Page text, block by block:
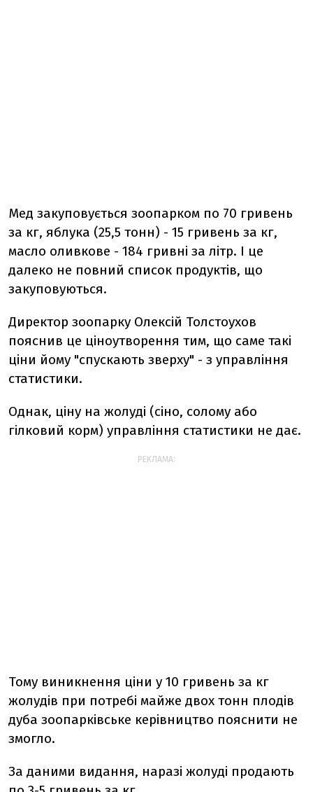
Мед закуповується зоопарком по 70 гривень
за кг, яблука (25,5 тонн) - 15 гривень за кг,
масло оливкове - 184 гривні за літр. І це
далеко не повний список продуктів, що
закуповуються.
Директор зоопарку Олексій Толстоухов
пояснив це ціноутворення тим, що саме такі
ціни йому "спускають зверху" - з управління
статистики.
Однак, ціну на жолуді (сіно, солому або
гілковий корм) управління статистики не дає.
РЕКЛАМА:
Тому виникнення ціни у 10 гривень за кг
жолудів при потребі майже двох тонн плодів
дуба зоопарківське керівництво пояснити не
змогло.
За даними видання, наразі жолуді продають